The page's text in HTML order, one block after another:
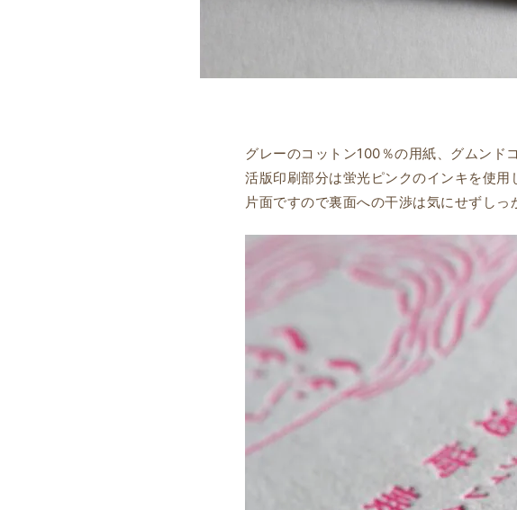
グレーのコットン100％の用紙、グムンド
活版印刷部分は蛍光ピンクのインキを使用
片面ですので裏面への干渉は気にせずしっ